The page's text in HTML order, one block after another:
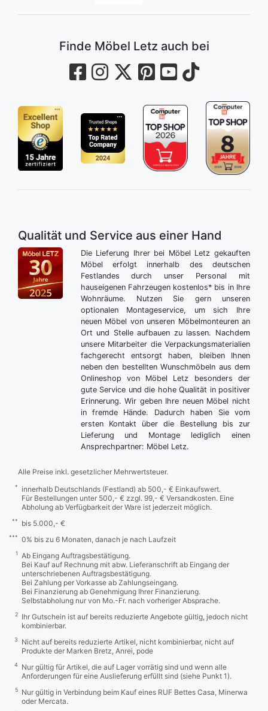
Finde Möbel Letz auch bei
Qualität und Service aus einer Hand
Die Lieferung Ihrer bei Möbel Letz gekauften
Möbel erfolgt innerhalb des deutschen
Festlandes durch unser Personal mit
hauseigenen Fahrzeugen kostenlos* bis in Ihre
Wohnräume. Nutzen Sie gern unseren
optionalen Montageservice, um sich Ihre
neuen Möbel von unseren Möbelmonteuren an
Ort und Stelle aufbauen zu lassen. Nachdem
unsere Mitarbeiter die Verpackungsmaterialien
fachgerecht entsorgt haben, bleiben Ihnen
neben den bestellten Wunschmöbeln aus dem
Onlineshop von Möbel Letz besonders der
gute Service und die hohe Qualität in positiver
Erinnerung. Wir geben Ihre neuen Möbel nicht
in fremde Hände. Dadurch haben Sie vom
ersten Kontakt über die Bestellung bis zur
Lieferung und Montage lediglich einen
Ansprechpartner: Möbel Letz.
Alle Preise inkl. gesetzlicher Mehrwertsteuer.
*
innerhalb Deutschlands (Festland) ab 500,- € Einkaufswert.
Für Bestellungen unter 500,- € zzgl. 99,- € Versandkosten. Eine
Abholung ab Verfügbarkeit der Ware ist jederzeit möglich.
** bis 5.000,- €
*** 0% bis zu 6 Monaten, danach je nach Laufzeit
1
Ab Eingang Auftragsbestätigung.
Bei Kauf auf Rechnung mit abw. Lieferanschrift ab Eingang der
unterschriebenen Auftragsbestätigung.
Bei Zahlung per Vorkasse ab Zahlungseingang.
Bei Finanzierung ab Genehmigung Ihrer Finanzierung.
Selbstabholung nur von Mo.-Fr. nach vorheriger Absprache.
2
Ihr Gutschein ist auf bereits reduzierte Angebote gültig, jedoch nicht
kombinierbar.
3
Nicht auf bereits reduzierte Artikel, nicht kombinierbar, nicht auf
Produkte der Marken Bretz, Anrei, pode
4
Nur gültig für Artikel, die auf Lager vorrätig sind und wenn alle
Anforderungen für eine Auslieferung erfüllt sind (siehe Punkt 1).
5
Nur gültig in Verbindung beim Kauf eines RUF Bettes Casa, Minerwa
oder Mercata.